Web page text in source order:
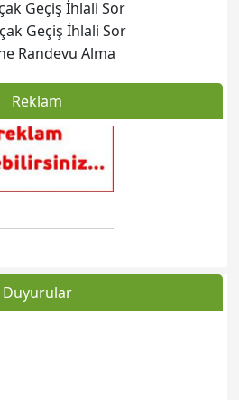
Duyurular
Geçiş İhlali Sor
Geçiş İhlali Sor
Randevu Alma
Reklam